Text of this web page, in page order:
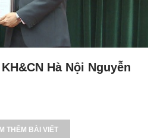
Hà Nội Nguyễn
THÊM BÀI VIẾT